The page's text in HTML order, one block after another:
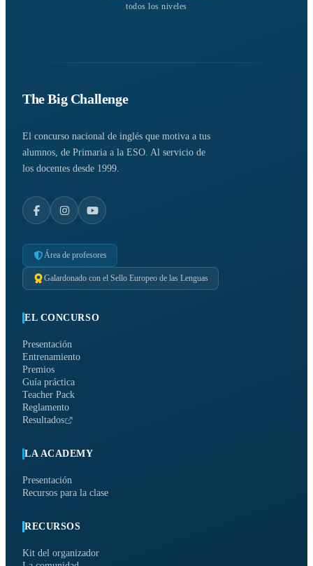
todos los niveles
The Big Challenge
El concurso nacional de inglés que motiva a tus
alumnos, de Primaria a la ESO. Al servicio de
los docentes desde 1999.
Área de profesores
Galardonado con el Sello Europeo de las Lenguas
EL CONCURSO
Presentación
Entrenamiento
Premios
Guía práctica
Teacher Pack
Reglamento
Resultados
LA ACADEMY
Presentación
Recursos para la clase
RECURSOS
Kit del organizador